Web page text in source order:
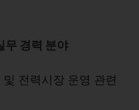
무 경력 분야
전력시장 운영 관련